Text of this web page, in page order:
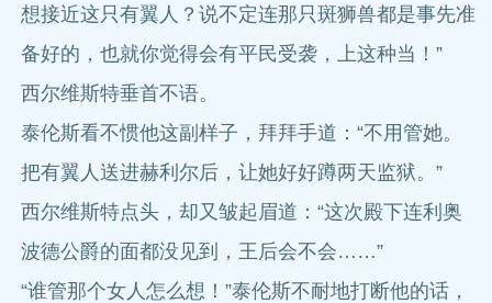
想接近这只有翼人？说不定连那只斑狮兽都是事先准
备好的，也就你觉得会有平民受袭，上这种当！”
西尔维斯特垂首不语。
泰伦斯看不惯他这副样子，拜拜手道：“不用管她。
把有翼人送进赫利尔后，让她好好蹲两天监狱。”
西尔维斯特点头，却又皱起眉道：“这次殿下连利奥
波德公爵的面都没见到，王后会不会……”
“谁管那个女人怎么想！”泰伦斯不耐地打断他的话，